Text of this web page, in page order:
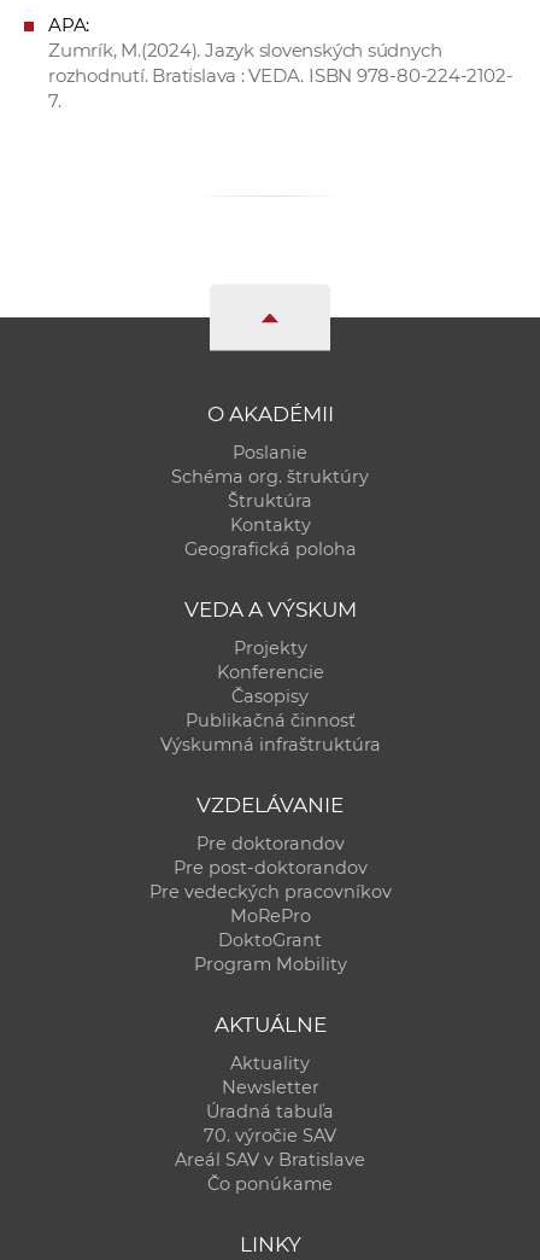
APA:
Zumrík, M.(2024). Jazyk slovenských súdnych
rozhodnutí. Bratislava : VEDA. ISBN 978-80-224-2102-
7.
O AKADÉMII
Poslanie
Schéma org. štruktúry
Štruktúra
Kontakty
Geografická poloha
VEDA A VÝSKUM
Projekty
Konferencie
Časopisy
Publikačná činnosť
Výskumná infraštruktúra
VZDELÁVANIE
Pre doktorandov
Pre post-doktorandov
Pre vedeckých pracovníkov
MoRePro
DoktoGrant
Program Mobility
AKTUÁLNE
Aktuality
Newsletter
Úradná tabuľa
70. výročie SAV
Areál SAV v Bratislave
Čo ponúkame
LINKY